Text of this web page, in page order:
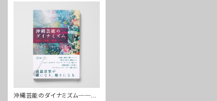
沖縄芸能のダイナミズム──創